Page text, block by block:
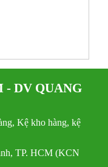
- DV QUANG
Kệ kho hàng, kệ
TP. HCM (KCN